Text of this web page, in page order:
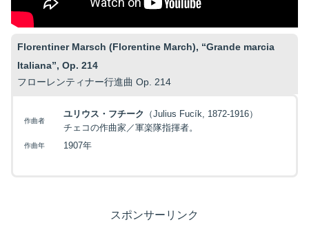
Florentiner Marsch (Florentine March), “Grande marcia
Italiana”, Op. 214
フローレンティナー行進曲 Op. 214
作曲者
ユリウス・フチーク （Julius Fucík, 1872-1916）
チェコの作曲家／軍楽隊指揮者。
作曲年 1907年
スポンサーリンク